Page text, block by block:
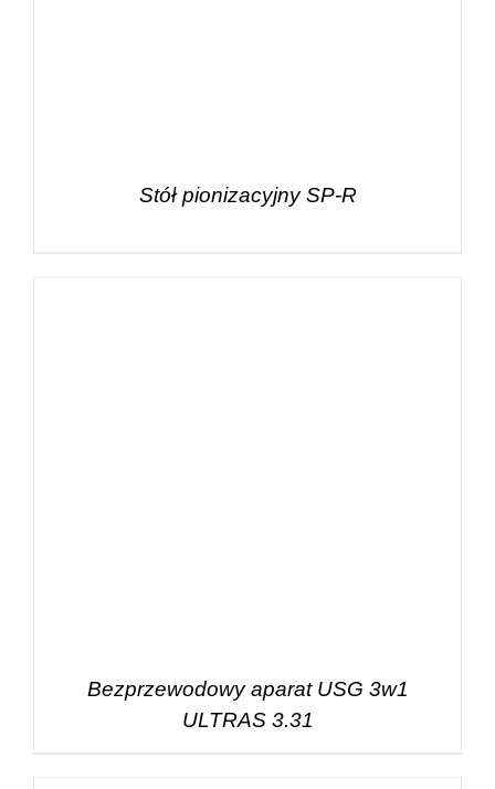
Stół pionizacyjny SP-R
Bezprzewodowy aparat USG 3w1
ULTRAS 3.31